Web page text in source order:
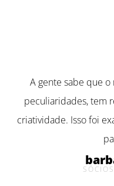
A gente sabe que
peculiaridades, tem
criatividade. Isso foi